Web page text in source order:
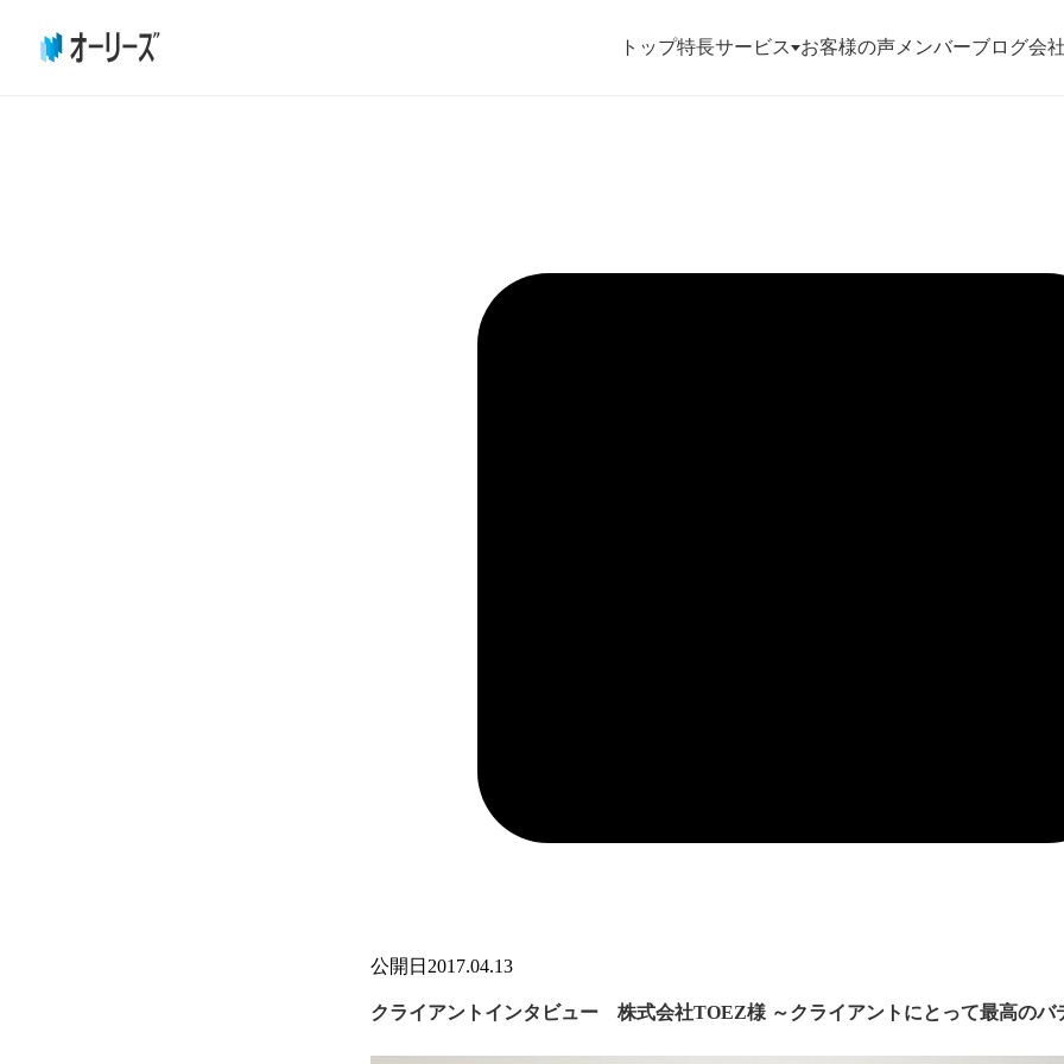
トップ特長サービス お客様の声 メンバーブログ会
公開日 2017.04.13
クライアントインタビュー 株式会社TOEZ様 ～クライアントにとって最高のバ